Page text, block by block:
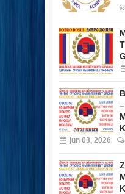
jun 03, 2026